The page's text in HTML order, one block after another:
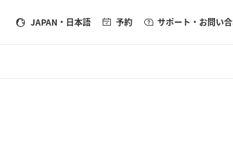
JAPAN ・日本語 予約 サポート・お問い